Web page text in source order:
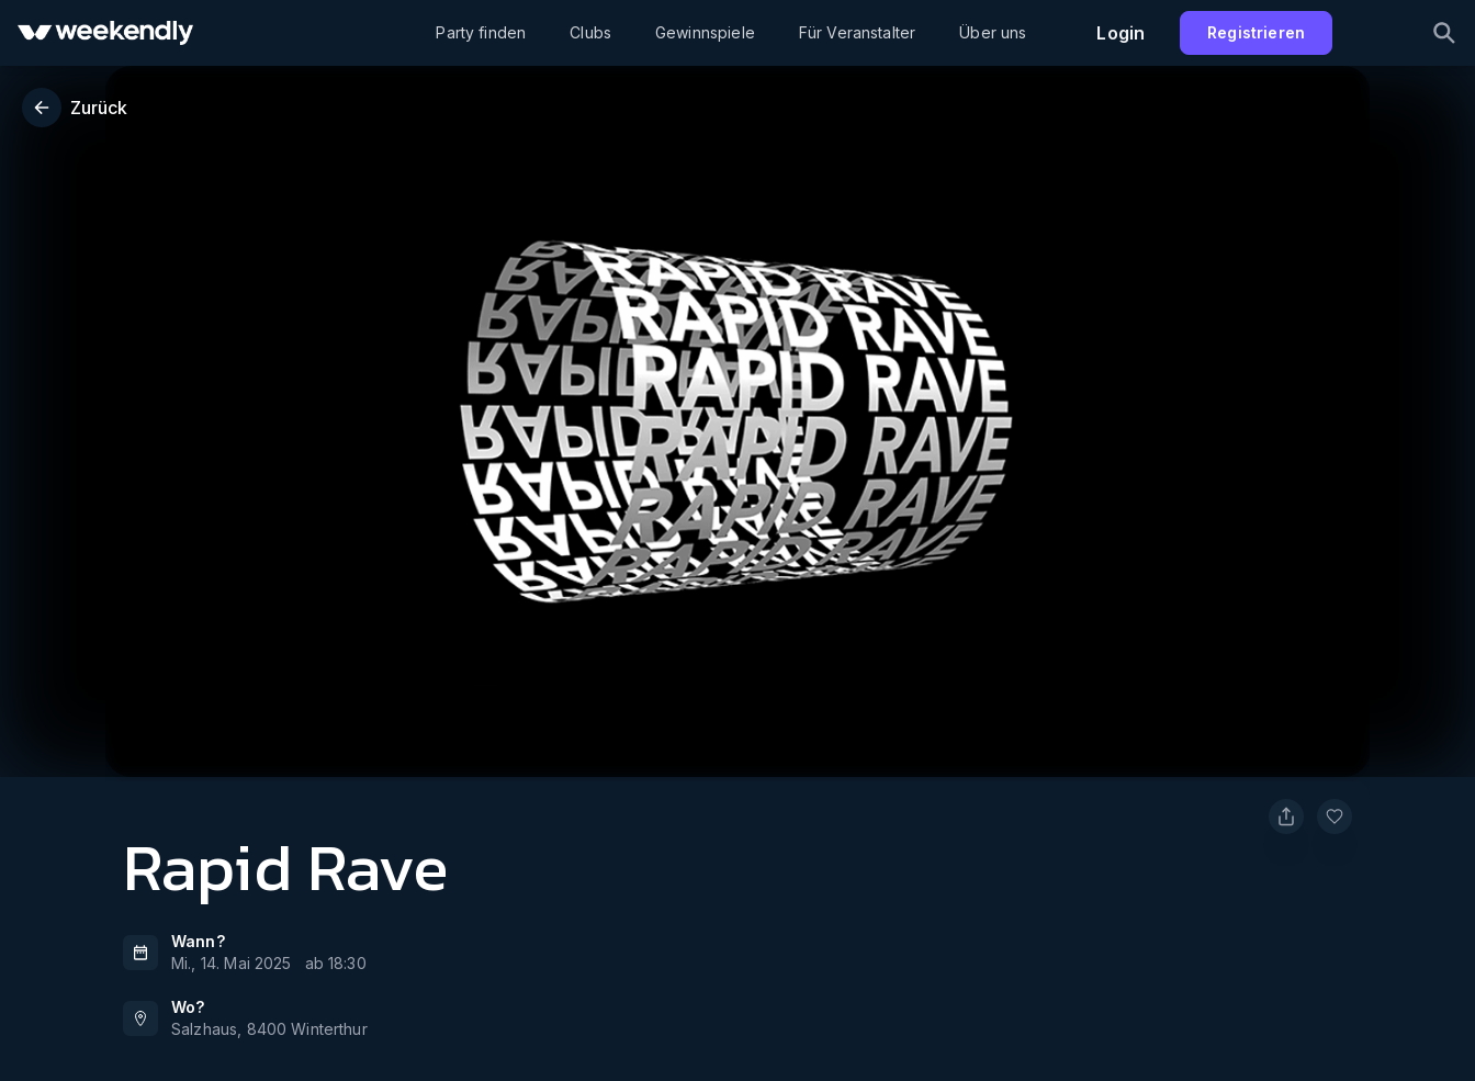
Party finden Clubs Gewinnspiele Für Veranstalter Über uns Login Registrieren
Zurück
Rapid Rave
Wann?
Mi., 14. Mai 2025
ab 18:30
Wo?
Salzhaus 8400 Winterthur